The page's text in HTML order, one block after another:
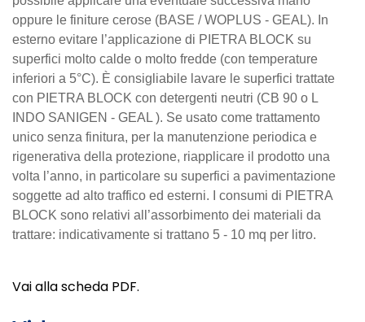
oppure le finiture cerose (BASE / WOPLUS - GEAL). In
esterno evitare l’applicazione di PIETRA BLOCK su
superfici molto calde o molto fredde (con temperature
inferiori a 5°C). È consigliabile lavare le superfici trattate
con PIETRA BLOCK con detergenti neutri (CB 90 o L
INDO SANIGEN - GEAL ). Se usato come trattamento
unico senza finitura, per la manutenzione periodica e
rigenerativa della protezione, riapplicare il prodotto una
volta l’anno, in particolare su superfici a pavimentazione
soggette ad alto traffico ed esterni. I consumi di PIETRA
BLOCK sono relativi all’assorbimento dei materiali da
trattare: indicativamente si trattano 5 - 10 mq per litro.
Vai alla scheda PDF.